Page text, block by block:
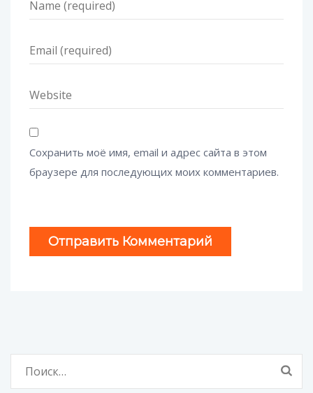
Сохранить моё имя, email и адрес сайта в этом
браузере для последующих моих комментариев.